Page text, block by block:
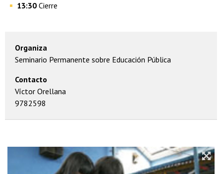
13:30 Cierre
Organiza
Seminario Permanente sobre Educación Pública
Contacto
Víctor Orellana
9782598